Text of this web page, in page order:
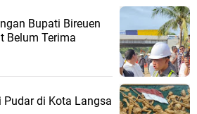
Bupati Bireuen
Belum Terima
di Kota Langsa